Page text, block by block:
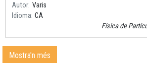
Autor Varis
Idioma CA
Física de
Mostra'n més